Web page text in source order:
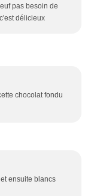
pas besoin de
délicieux
chocolat fondu
ensuite blancs